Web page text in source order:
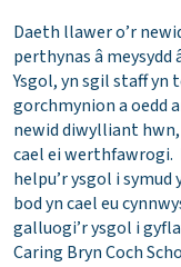
Daeth llawer o’r
perthynas â
Ysgol, yn sgil staff yn
gorchmynion a oedd
newid diwylliant
cael ei werthfawrogi.
helpu’r ysgol i
bod yn cael eu
galluogi’r ysgol i
Caring Bryn Coch